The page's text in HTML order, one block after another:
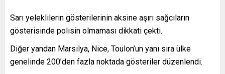
Sarı yeleklilerin gösterilerinin aksine aşırı sağcıların
gösterisinde polisin olmaması dikkati çekti.
Diğer yandan Marsilya, Nice, Toulon’un yanı sıra ülke
genelinde 200’den fazla noktada gösteriler düzenlendi.